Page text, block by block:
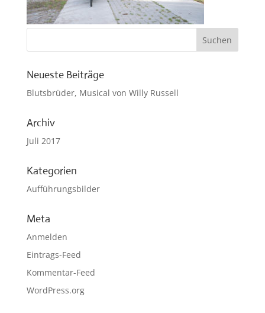
Neueste Beiträge
Blutsbrüder, Musical von Willy Russell
Archiv
Juli 2017
Kategorien
Aufführungsbilder
Meta
Anmelden
Eintrags-Feed
Kommentar-Feed
WordPress.org